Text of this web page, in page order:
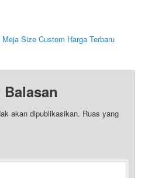
Size Custom Harga Terbaru
akan dipublikasikan. Ruas yang